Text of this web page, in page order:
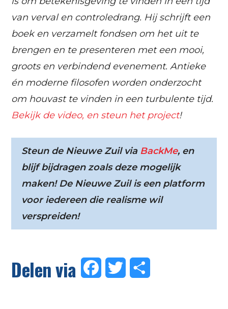
van verval en controledrang. Hij schrijft een
boek en verzamelt fondsen om het uit te
brengen en te presenteren met een mooi,
groots en verbindend evenement. Antieke
én moderne filosofen worden onderzocht
om houvast te vinden in een turbulente tijd.
Bekijk de video, en steun het project!
Steun de Nieuwe Zuil via BackMe, en
blijf bijdragen zoals deze mogelijk
maken! De Nieuwe Zuil is een platform
voor iedereen die realisme wil
verspreiden!
Delen via FacebookTwitter